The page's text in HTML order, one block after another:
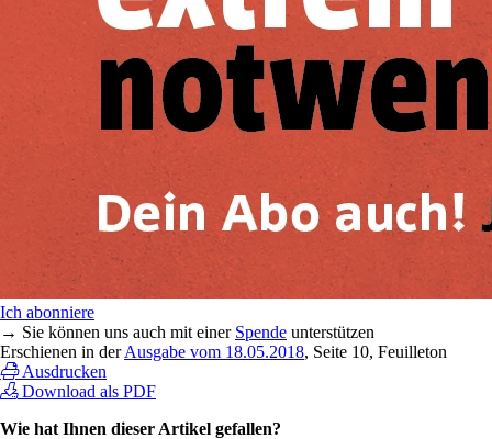
Ich abonniere
→ Sie können uns auch mit einer Spende unterstützen
Erschienen in derAusgabe vom 18.05.2018, Seite 10, Feuilleton
Ausdrucken
Download als PDF
Wie hat Ihnen dieser Artikel gefallen?